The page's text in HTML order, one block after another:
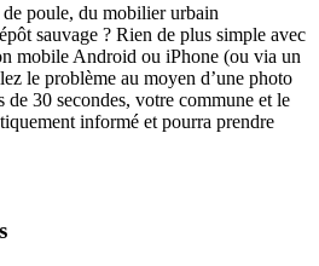
poule, du mobilier urbain
sauvage ? Rien de plus simple avec
mobile Android ou iPhone (ou via un
le problème au moyen d’une photo
de 30 secondes, votre commune et le
informé et pourra prendre